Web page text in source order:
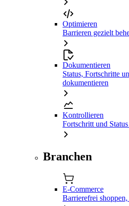
Optimieren
Barrieren gezielt
Dokumentieren
Status, Fortschritte
dokumentieren
Kontrollieren
Fortschritt und
Branchen
E-Commerce
Barrierefrei shoppen,